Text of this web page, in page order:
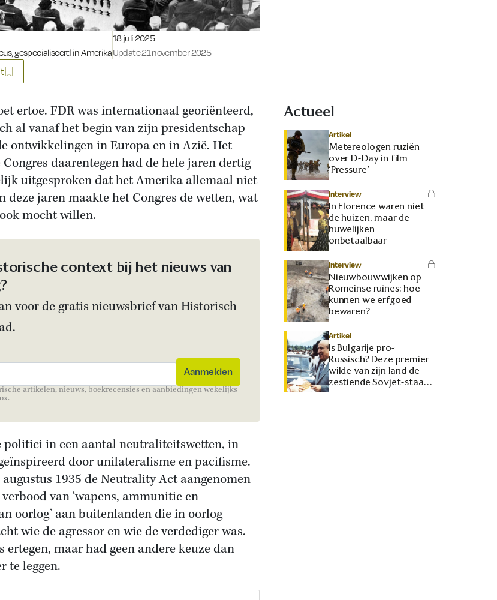
gespecialiseerd in Amerika
Gepubliceerd op:
18 juli 2025
Update 21 november 2025
ertoe. FDR was internationaal georiënteerd,
al vanaf het begin van zijn presidentschap
ontwikkelingen in Europa en in Azië. Het
daarentegen had de hele jaren dertig
uitgesproken dat het Amerika allemaal niet
deze jaren maakte het Congres de wetten, wat
mocht willen.
context bij het nieuws van
voor de gratis nieuwsbrief van Historisch
artikelen, nieuws, boekrecensies en aanbiedingen wekelijks
politici in een aantal neutraliteitswetten, in
door unilateralisme en pacifisme.
1935 de Neutrality Act aangenomen
van ‘wapens, ammunitie en
oorlog’ aan buitenlanden die in oorlog
wie de agressor en wie de verdediger was.
ertegen, maar had geen andere keuze dan
te leggen.
Actueel
Artikel
Metereologen ruziën
over D-Day in film
‘Pressure’
Interview
In Florence waren niet
de huizen, maar de
huwelijken
onbetaalbaar
Interview
Nieuwbouwwijken op
Romeinse ruïnes: hoe
kunnen we erfgoed
bewaren?
Artikel
Is Bulgarije pro-
Russisch? Deze premier
wilde van zijn land de
zestiende Sovjet-staat
maken